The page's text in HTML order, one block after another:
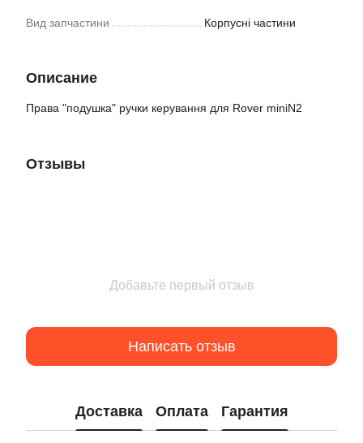
Вид запчастини Корпусні частини
Описание
Права "подушка" ручки керування для Rover miniN2
Отзывы
Добавьте первый отзыв
Написать отзыв
Доставка Оплата Гарантия